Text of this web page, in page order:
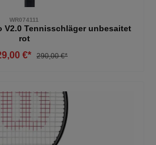
WR074111
V2.0 Tennisschläger unbesaitet
rot
€* 290,00 €*